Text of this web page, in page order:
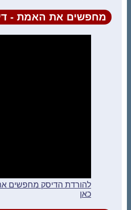
מחפשים את האמת - דיסק
להורדת הדיסק מחפשים את